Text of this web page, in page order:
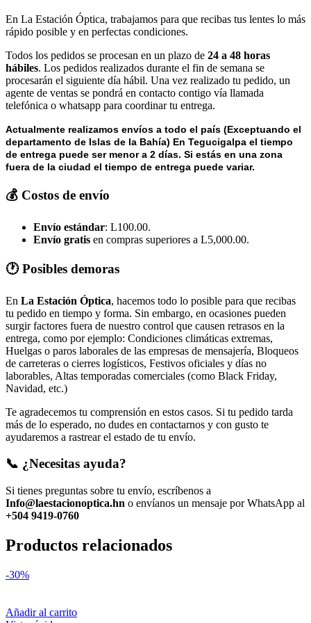
En La Estación Óptica, trabajamos para que recibas tus lentes lo más
rápido posible y en perfectas condiciones.
Todos los pedidos se procesan en un plazo de 24 a 48 horas
hábiles. Los pedidos realizados durante el fin de semana se
procesarán el siguiente día hábil. Una vez realizado tu pedido, un
agente de ventas se pondrá en contacto contigo vía llamada
telefónica o whatsapp para coordinar tu entrega.
Actualmente realizamos envíos a todo el país (Exceptuando el
departamento de Islas de la Bahía) En Tegucigalpa el tiempo
de entrega puede ser menor a 2 días. Si estás en una zona
fuera de la ciudad el tiempo de entrega puede variar.
💰 Costos de envío
Envío estándar: L100.00.
Envío gratis en compras superiores a L5,000.00.
🕐 Posibles demoras
En La Estación Óptica, hacemos todo lo posible para que recibas
tu pedido en tiempo y forma. Sin embargo, en ocasiones pueden
surgir factores fuera de nuestro control que causen retrasos en la
entrega, como por ejemplo: Condiciones climáticas extremas,
Huelgas o paros laborales de las empresas de mensajería, Bloqueos
de carreteras o cierres logísticos, Festivos oficiales y días no
laborables, Altas temporadas comerciales (como Black Friday,
Navidad, etc.)
Te agradecemos tu comprensión en estos casos. Si tu pedido tarda
más de lo esperado, no dudes en contactarnos y con gusto te
ayudaremos a rastrear el estado de tu envío.
📞 ¿Necesitas ayuda?
Si tienes preguntas sobre tu envío, escríbenos a
Info@laestacionoptica.hn o envíanos un mensaje por WhatsApp al
+504 9419-0760
Productos relacionados
-30%
Añadir al carrito